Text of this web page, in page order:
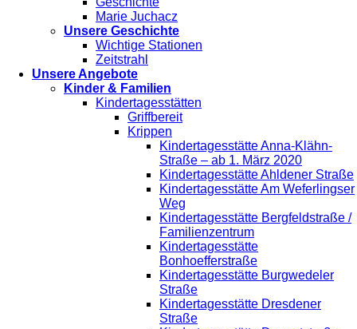
Marie Juchacz
Unsere Geschichte
Wichtige Stationen
Zeitstrahl
Unsere Angebote
Kinder & Familien
Kindertagesstätten
Griffbereit
Krippen
Kindertagesstätte Anna-Klähn-
Straße – ab 1. März 2020
Kindertagesstätte Ahldener Straße
Kindertagesstätte Am Weferlingser
Weg
Kindertagesstätte Bergfeldstraße /
Familienzentrum
Kindertagesstätte
Bonhoefferstraße
Kindertagesstätte Burgwedeler
Straße
Kindertagesstätte Dresdener
Straße